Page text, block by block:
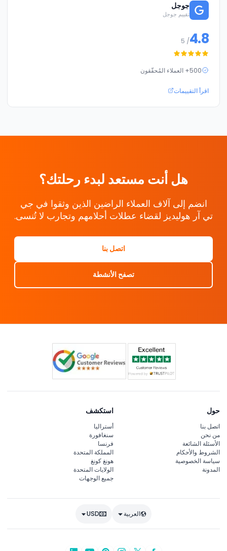
جوجل
تقييم جوجل
4.8
/ 5
500+ العملاء المُحقّقون
اقرأ التقييمات
هل أنت مستعد لبدء رحلتك؟
انضم إلى آلاف العملاء الراضين الذين وثقوا في جي
تي آر هوليديز لقضاء عطلات أحلامهم وتجارب لا تُنسى.
اتصل بنا
تصفح الأنشطة
حول
اتصل بنا
من نحن
الأسئلة الشائعة
الشروط والأحكام
سياسة الخصوصية
المدونة
استكشف
أستراليا
سنغافورة
فرنسا
المملكة المتحدة
هونغ كونغ
الولايات المتحدة
جميع الوجهات
العربية USD